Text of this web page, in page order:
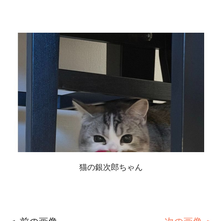
猫の銀次郎ちゃん